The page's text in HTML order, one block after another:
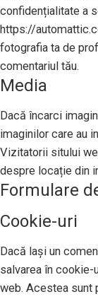
confidențialitate a
https://
fotografia ta de
comentariul tău.
Media
Dacă încarci
imaginilor care au
Vizitatorii sitului
despre locație din
Formulare
Cookie-uri
Dacă lași un
salvarea în cookie-
web. Acestea sunt